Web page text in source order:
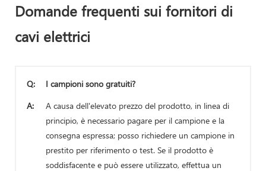
Domande frequenti sui fornitori di
cavi elettrici
Q:
I campioni sono gratuiti?
A:
A causa dell'elevato prezzo del prodotto, in linea di
principio, è necessario pagare per il campione e la
consegna espressa; posso richiedere un campione in
prestito per riferimento o test. Se il prodotto è
soddisfacente e può essere utilizzato, effettua un